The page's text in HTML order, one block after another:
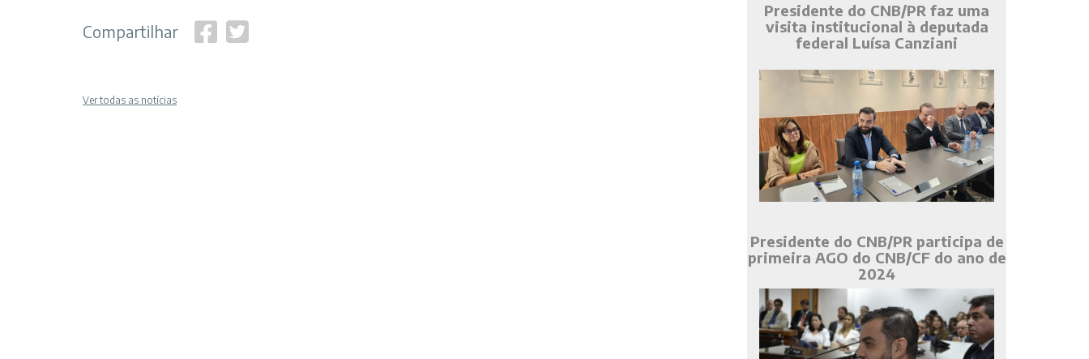
Compartilhar
Ver todas as notícias
Presidente do CNB/PR faz uma
visita institucional à deputada
federal Luísa Canziani
Presidente do CNB/PR participa de
primeira AGO do CNB/CF do ano de
2024